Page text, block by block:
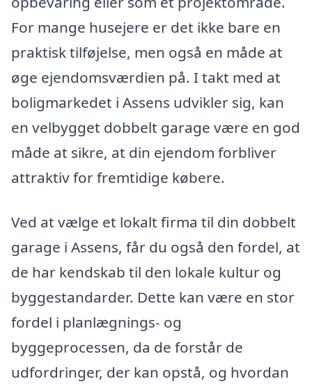
For mange husejere er det ikke bare en
praktisk tilføjelse, men også en måde at
øge ejendomsværdien på. I takt med at
boligmarkedet i Assens udvikler sig, kan
en velbygget dobbelt garage være en god
måde at sikre, at din ejendom forbliver
attraktiv for fremtidige købere.
Ved at vælge et lokalt firma til din dobbelt
garage i Assens, får du også den fordel, at
de har kendskab til den lokale kultur og
byggestandarder. Dette kan være en stor
fordel i planlægnings- og
byggeprocessen, da de forstår de
udfordringer, der kan opstå, og hvordan